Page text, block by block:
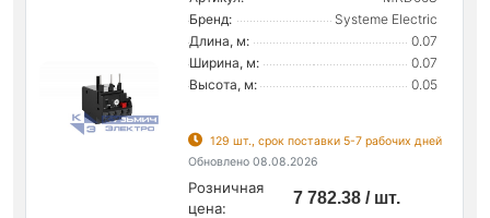
Бренд:
Systeme Electric
Длина, м:
0.07
Ширина, м:
0.07
Высота, м:
0.05
129 шт., срок поставки 5-7 рабочих дней
Обновлено 08.08.2026
Розничная
цена:
7 782.38 / шт.